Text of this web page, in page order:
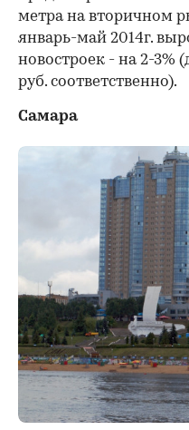
метра на вторичном
январь-май 2014г.
новостроек - на 2-3%
руб. соответственно).
Самара